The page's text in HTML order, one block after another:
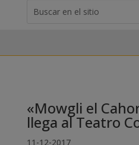
for...
«Mowgli el
llega al Teatro
11-12-2017